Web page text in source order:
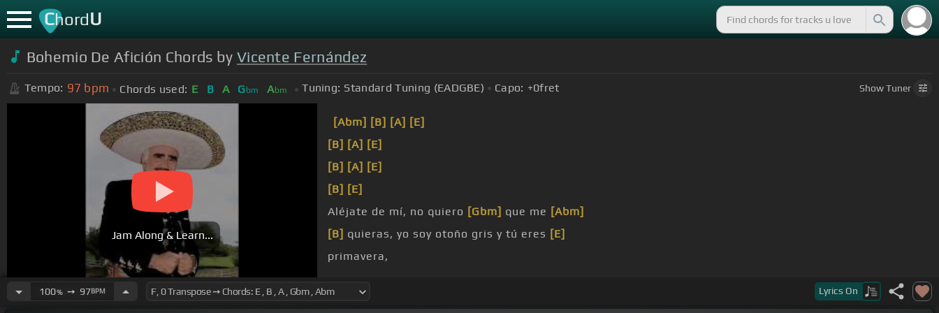
ChordU
Bohemio De Afición Chords by Vicente Fernández
Tempo: 97 bpm Chords used: E B A Gbm Abm Tuning: Standard Tuning (EADGBE) Capo: +0fret ShowTuner
Jam Along & Learn...
[Abm] [B] [A] [E]
[B] [A] [E]
[B] [A] [E]
[B] [E]
Aléjate de mí, no quiero [Gbm] que me [Abm]
[B] quieras, yo soy otoño gris y tú eres [E]
primavera,
100%➙ 97BPM Lyrics On